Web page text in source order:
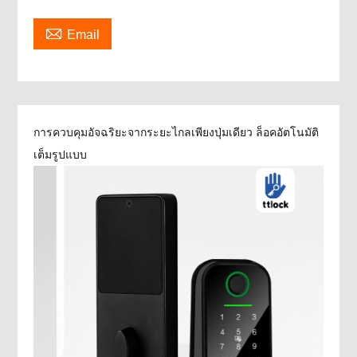
 Email
การควบคุมอัจฉริยะจากระยะไกลเพียงปุ่มเดียว ล็อคอัตโนมัติ
เต็มรูปแบบ